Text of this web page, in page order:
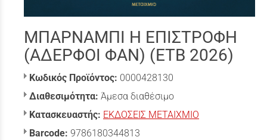
ΜΠΑΡΝΑΜΠΙ Η ΕΠΙΣΤΡΟΦΗ
(ΑΔΕΡΦΟΙ ΦΑΝ) (ΕΤΒ 2026)
Κωδικός Προϊόντος: 0000428130
Διαθεσιμότητα: Άμεσα διαθέσιμο
Κατασκευαστής: ΕΚΔΟΣΕΙΣ ΜΕΤΑΙΧΜΙΟ
Barcode: 9786180344813